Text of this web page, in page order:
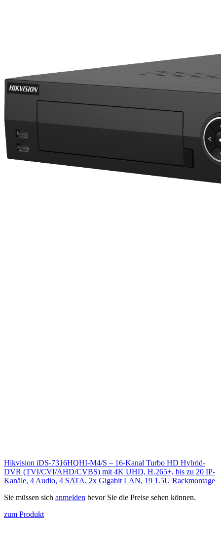
Hikvision iDS-7316HQHI-M4/S – 16‑Kanal Turbo HD Hybrid-
DVR (TVI/CVI/AHD/CVBS) mit 4K UHD, H.265+, bis zu 20 IP-
Kanäle, 4 Audio, 4 SATA, 2x Gigabit LAN, 19 1.5U Rackmontage
Sie müssen sich anmelden bevor Sie die Preise sehen können.
zum Produkt